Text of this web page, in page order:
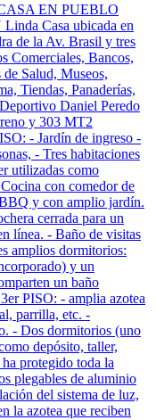
EN PUEBLO
Casa ubicada en
de la Av. Brasil y tres
Comerciales, Bancos,
Salud, Museos,
Tiendas, Panaderías,
Daniel Peredo
y 303 MT2
- Jardín de ingreso -
- Tres habitaciones
utilizadas como
con comedor de
y con amplio jardín.
cerrada para un
línea. - Baño de visitas
amplios dormitorios:
y un
un baño
PISO: - amplia azotea
parrilla, etc. -
- Dos dormitorios (uno
depósito, taller,
protegido toda la
plegables de aluminio
del sistema de luz,
la azotea que reciben